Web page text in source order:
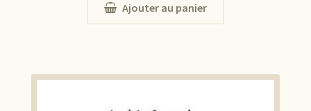
Ajouter au panier